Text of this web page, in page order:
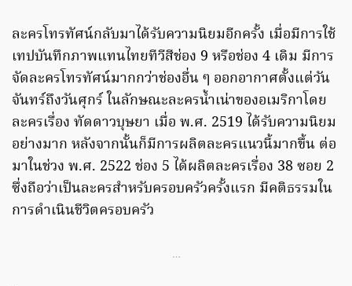
ละครโทรทัศน์กลับมาได้รับความนิยมอีกครั้ง เมื่อมีการใช้
เทปบันทึกภาพแทนไทยทีวีสีช่อง 9 หรือช่อง 4 เดิม มีการ
จัดละครโทรทัศน์มากกว่าช่องอื่น ๆ ออกอากาศตั้งแต่วัน
จันทร์ถึงวันศุกร์ ในลักษณะละครน้ำเน่าของอเมริกาโดย
ละครเรื่อง ทัดดาวบุษยา เมื่อ พ.ศ. 2519 ได้รับความนิยม
อย่างมาก หลังจากนั้นก็มีการผลิตละครแนวนี้มากขึ้น ต่อ
มาในช่วง พ.ศ. 2522 ช่อง 5 ได้ผลิตละครเรื่อง 38 ซอย 2
ซึ่งถือว่าเป็นละครสำหรับครอบครัวครั้งแรก มีคติธรรมใน
การดำเนินชีวิตครอบครัว
…